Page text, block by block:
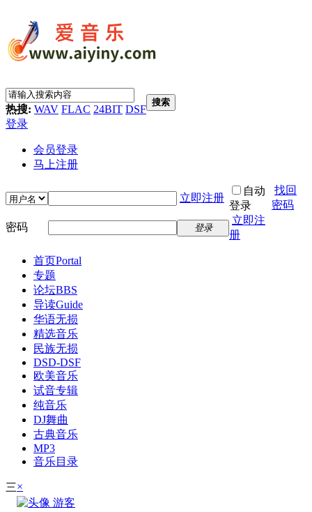
热搜: WAV FLAC 24BIT DSF
搜索
登录
会员登录
马上注册
立即注册
自动
登录
找回
密码
密码
登录
立即注
册
首页Portal
专题
论坛BBS
导读Guide
华语无损
精选音乐
民族无损
DSD-DSF
欧美音乐
试音专辑
纯音乐
DJ舞曲
古典音乐
MP3
音乐目录
三×
游客